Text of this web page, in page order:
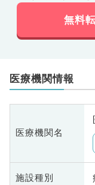
無料
医療機関情報
医療機関名
施設種別